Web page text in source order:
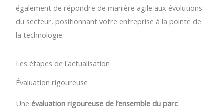
également de répondre de manière agile aux évolutions
du secteur, positionnant votre entreprise à la pointe de
la technologie.
Les étapes de l'actualisation
Évaluation rigoureuse
Une évaluation rigoureuse de l’ensemble du parc